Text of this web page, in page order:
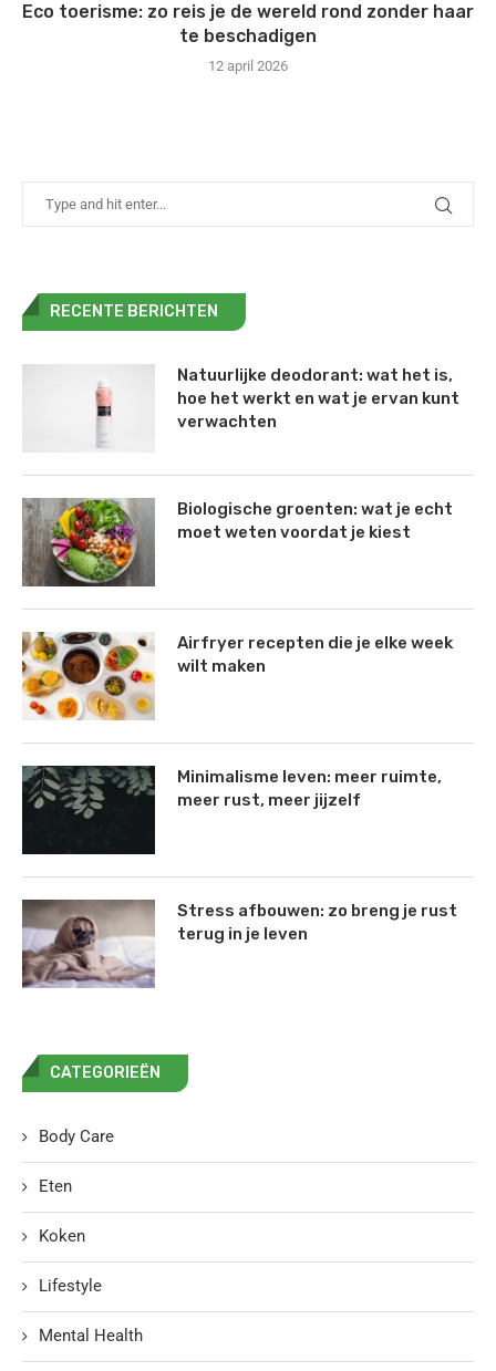
Eco toerisme: zo reis je de wereld rond zonder haar
te beschadigen
12 april 2026
RECENTE BERICHTEN
Natuurlijke deodorant: wat het is,
hoe het werkt en wat je ervan kunt
verwachten
Biologische groenten: wat je echt
moet weten voordat je kiest
Airfryer recepten die je elke week
wilt maken
Minimalisme leven: meer ruimte,
meer rust, meer jijzelf
Stress afbouwen: zo breng je rust
terug in je leven
CATEGORIEËN
Body Care
Eten
Koken
Lifestyle
Mental Health